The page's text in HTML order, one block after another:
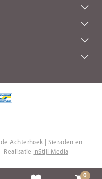
Achterhoek | Sieraden en
Realisatie
InStijl Media
0